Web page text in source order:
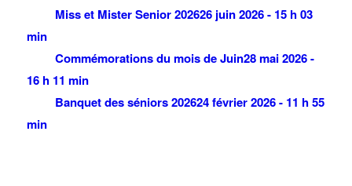
Miss et Mister Senior 202626 juin 2026 - 15 h 03
min
Commémorations du mois de Juin28 mai 2026 -
16 h 11 min
Banquet des séniors 202624 février 2026 - 11 h 55
min